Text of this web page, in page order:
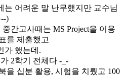
는 어려운 말 난무했지만 교수님
)
간고사때는 MS Project을 이용
를 제출했고
가 했는데.
2학기 전체다 -_-
을 십분 활용, 시험을 치뤘고 100